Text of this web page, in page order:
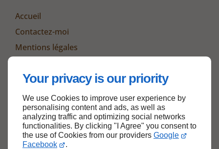
Your privacy is our priority
We use Cookies to improve user experience by
personalising content and ads, as well as
analyzing traffic and optimizing social networks
functionalities. By clicking "I Agree" you consent to
the use of Cookies from our providers Google
Facebook
.
Accueil
Contactez-moi
Mentions légales
Haut de page